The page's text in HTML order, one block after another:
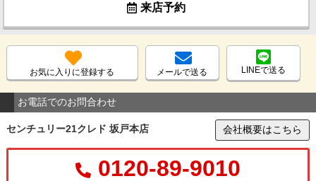
来店予約
お気に入りに登録する メールで送る LINEで送る
お電話でのお問合わせ
センチュリー21クレド 坂戸本店 会社概要はこちら
0120-89-9010